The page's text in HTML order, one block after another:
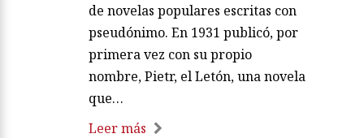
de novelas populares escritas con
pseudónimo. En 1931 publicó, por
primera vez con su propio
nombre, Pietr, el Letón, una novela
que…
Leer más